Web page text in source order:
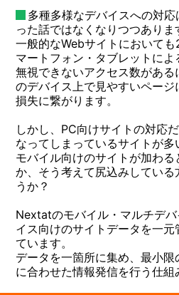
多種多様なデバイスへの対
った話ではなくなりつつありま
一般的なWebサイトにおいて
マートフォン・タブレットによ
無視できないアクセス数があ
のデバイス上で見やすいペー
損失に繋がります。
しかし、PC向けサイトの対応
なってしまっているサイトが
モバイル向けのサイトが加わ
か、そう考えて尻込みしている
うか？
Nextatのモバイル・マルチデ
イス向けのサイトデータを一
ています。
データを一箇所に集め、最小
に合わせた情報発信を行う仕組